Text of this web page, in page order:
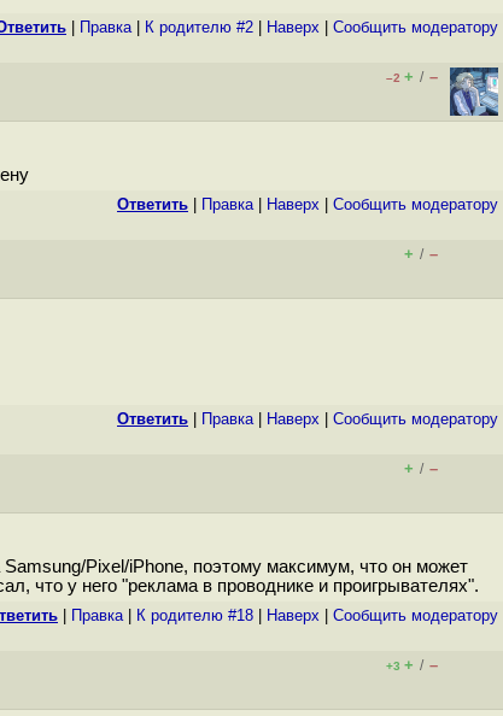
Правка| К родителю #2 Наверх Cообщить модератору
–2 + / –
Ответить Правка| Наверх Cообщить модератору
+ / –
Ответить Правка| Наверх Cообщить модератору
+ / –
Samsung/Pixel/iPhone, поэтому максимум, что он может
что у него "реклама в проводнике и проигрывателях".
Правка| К родителю #18 Наверх Cообщить модератору
+3 + / –